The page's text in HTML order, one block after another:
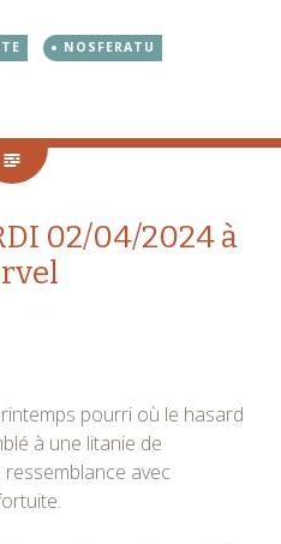
NOSFERATU
02/04/2024 à
pourri où le hasard
à une litanie de
avec